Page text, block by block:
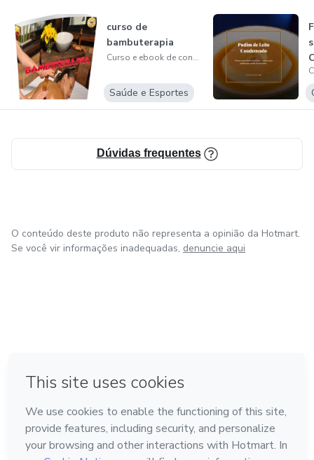
curso de
bambuterapia
Curso e ebook de conhecimentos para sua vida
Saúde e Esportes
Dúvidas frequentes
O conteúdo deste produto não representa a opinião da Hotmart.
Se você vir informações inadequadas, denuncie aqui
Feito com ❤ na Cidade do México